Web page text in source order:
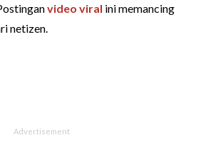
video viral ini memancing
netizen.